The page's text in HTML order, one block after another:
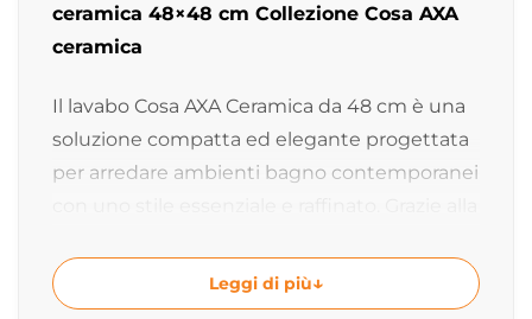
ceramica 48×48 cm Collezione Cosa AXA
ceramica
Il lavabo Cosa AXA Ceramica da 48 cm è una
soluzione compatta ed elegante progettata
per arredare ambienti bagno contemporanei
che sospesa, offre massima versatilità
progettuale mantenendo un design
Leggi di più